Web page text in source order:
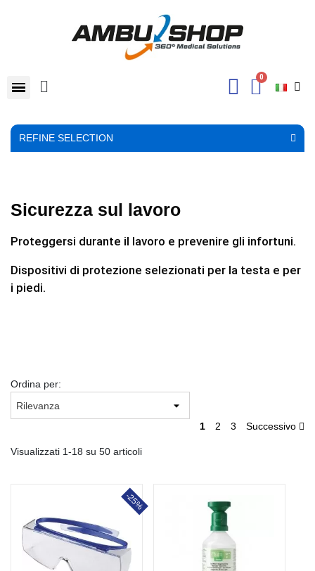
REFINE SELECTION
Sicurezza sul lavoro
Proteggersi durante il lavoro e prevenire gli infortuni.
Dispositivi di protezione selezionati per la testa e per
i piedi.
Ordina per:
1 2 3 Successivo
Visualizzati 1-18 su 50 articoli
-25%